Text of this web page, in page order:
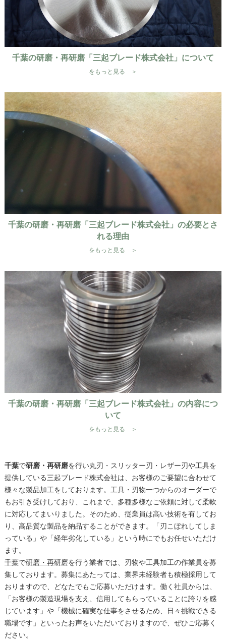
千葉の研磨・再研磨「三起ブレード株式会社」について
をもっと見る ＞
千葉の研磨・再研磨「三起ブレード株式会社」の必要とさ
れる理由
をもっと見る ＞
千葉の研磨・再研磨「三起ブレード株式会社」の内容につ
いて
をもっと見る ＞
千葉で研磨・再研磨を行い丸刃・スリッター刃・レザー刃や工具を
提供している三起ブレード株式会社は、お客様のご要望に合わせて
様々な製品加工をしております。工具・刃物一つからのオーダーで
もお引き受けしており、これまで、多種多様なご依頼に対して柔軟
に対応してまいりました。そのため、従業員は高い技術を有してお
り、高品質な製品を納品することができます。「刃こぼれしてしま
っている」や「経年劣化している」という時にでもお任せいただけ
ます。
千葉で研磨・再研磨を行う業者では、刃物や工具加工の作業員を募
集しております。募集にあたっては、業界未経験者も積極採用して
おりますので、どなたでもご応募いただけます。働く社員からは、
「お客様の製造現場を支え、信用してもらっていることに誇りを感
じています」や「機械に確実な仕事をさせるため、日々挑戦できる
職場です」といったお声をいただいておりますので、ぜひご応募く
ださい。